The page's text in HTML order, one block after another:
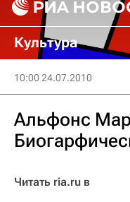
Культура
10:00 24.07.2010
Альфонс
Читать ria.ru в